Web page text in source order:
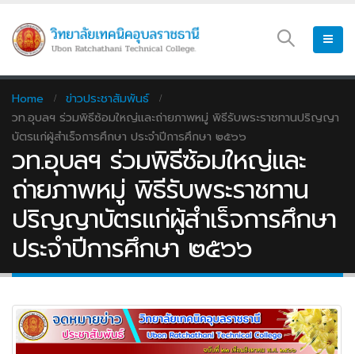
Home
ข่าวประชาสัมพันธ์
วท.อุบลฯ ร่วมพิธีซ้อมใหญ่และถ่ายภาพหมู่ พิธีรับพระราชทานปริญญา
บัตรแก่ผู้สำเร็จการศึกษา ประจำปีการศึกษา ๒๕๖๖
วท.อุบลฯ ร่วมพิธีซ้อมใหญ่และ
ถ่ายภาพหมู่ พิธีรับพระราชทาน
ปริญญาบัตรแก่ผู้สำเร็จการศึกษา
ประจำปีการศึกษา ๒๕๖๖